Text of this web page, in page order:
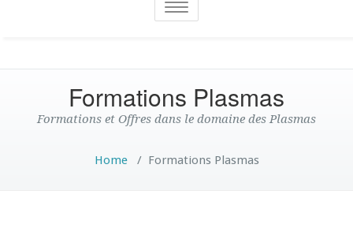
Toggle
navigation
Formations Plasmas
Formations et Offres dans le domaine des Plasmas
Home/ Formations Plasmas